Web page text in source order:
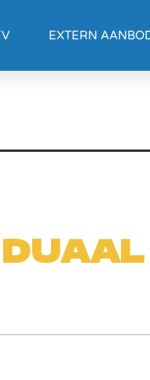
EXTERN